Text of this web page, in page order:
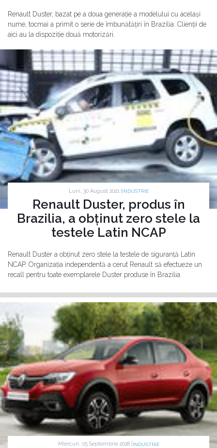
Renault Duster, bazat pe a doua generație a modelului cu același
nume, tocmai a primit o serie de îmbunătățiri în Brazilia. Clienții de
aici au la dispoziție două motorizări.
Luni, 30 August 2021 | INDUSTRIE
Renault Duster, produs în
Brazilia, a obținut zero stele la
testele Latin NCAP
Renault Duster a obținut zero stele la testele de siguranță Latin
NCAP. Organizația independentă a cerut Renault să efectueze un
recall pentru toate exemplarele Duster produse în Brazilia.
Miercuri, 05 Septembrie 2018 | INDUSTRIE